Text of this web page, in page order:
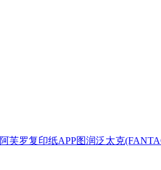
阿芙罗复印纸APP图润泛太克